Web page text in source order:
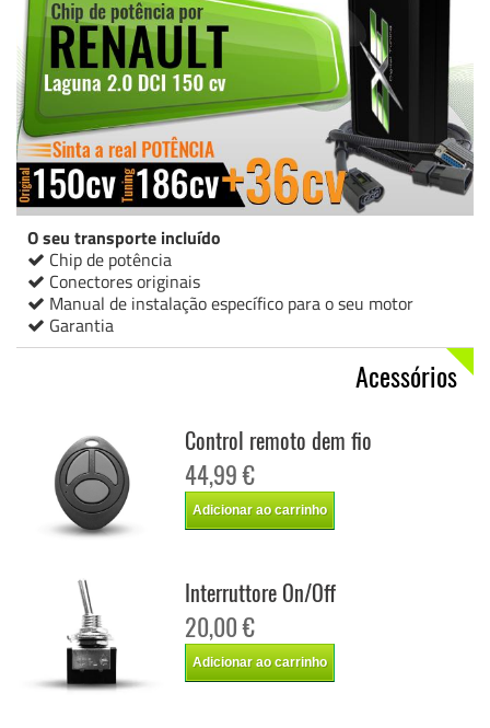
O seu transporte incluído
Chip de potência
Conectores originais
Manual de instalação específico para o seu motor
Garantia
Acessórios
Control remoto dem fio
44,99 €
Adicionar ao carrinho
Interruttore On/Off
20,00 €
Adicionar ao carrinho